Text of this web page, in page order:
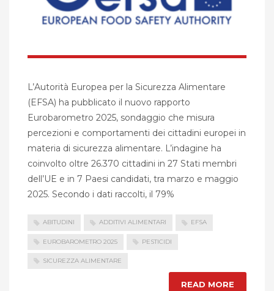
L’Autorità Europea per la Sicurezza Alimentare
(EFSA) ha pubblicato il nuovo rapporto
Eurobarometro 2025, sondaggio che misura
percezioni e comportamenti dei cittadini europei in
materia di sicurezza alimentare. L’indagine ha
coinvolto oltre 26.370 cittadini in 27 Stati membri
dell’UE e in 7 Paesi candidati, tra marzo e maggio
2025. Secondo i dati raccolti, il 79%
ABITUDINI ADDITIVI ALIMENTARI EFSA
EUROBAROMETRO 2025 PESTICIDI
SICUREZZA ALIMENTARE
READ MORE